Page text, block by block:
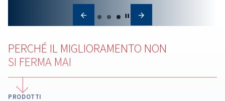
Quali sono gli effetti
dell’abbassamento della
temperatura sul tuo
impianto?